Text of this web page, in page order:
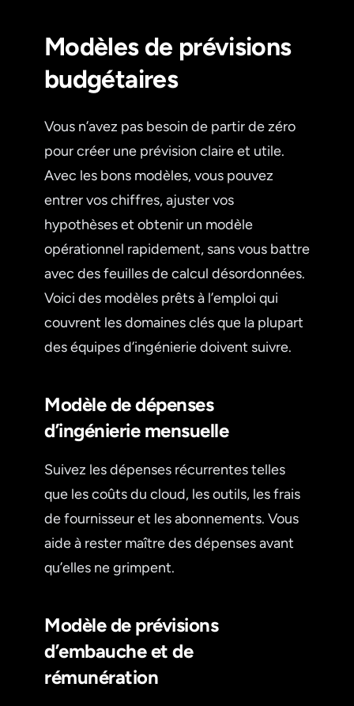
Modèles de prévisions
budgétaires
Vous n’avez pas besoin de partir de zéro
pour créer une prévision claire et utile.
Avec les bons modèles, vous pouvez
entrer vos chiffres, ajuster vos
hypothèses et obtenir un modèle
opérationnel rapidement, sans vous battre
avec des feuilles de calcul désordonnées.
Voici des modèles prêts à l’emploi qui
couvrent les domaines clés que la plupart
des équipes d’ingénierie doivent suivre.
Modèle de dépenses
d’ingénierie mensuelle
Suivez les dépenses récurrentes telles
que les coûts du cloud, les outils, les frais
de fournisseur et les abonnements. Vous
aide à rester maître des dépenses avant
qu’elles ne grimpent.
Modèle de prévisions
d’embauche et de
rémunération